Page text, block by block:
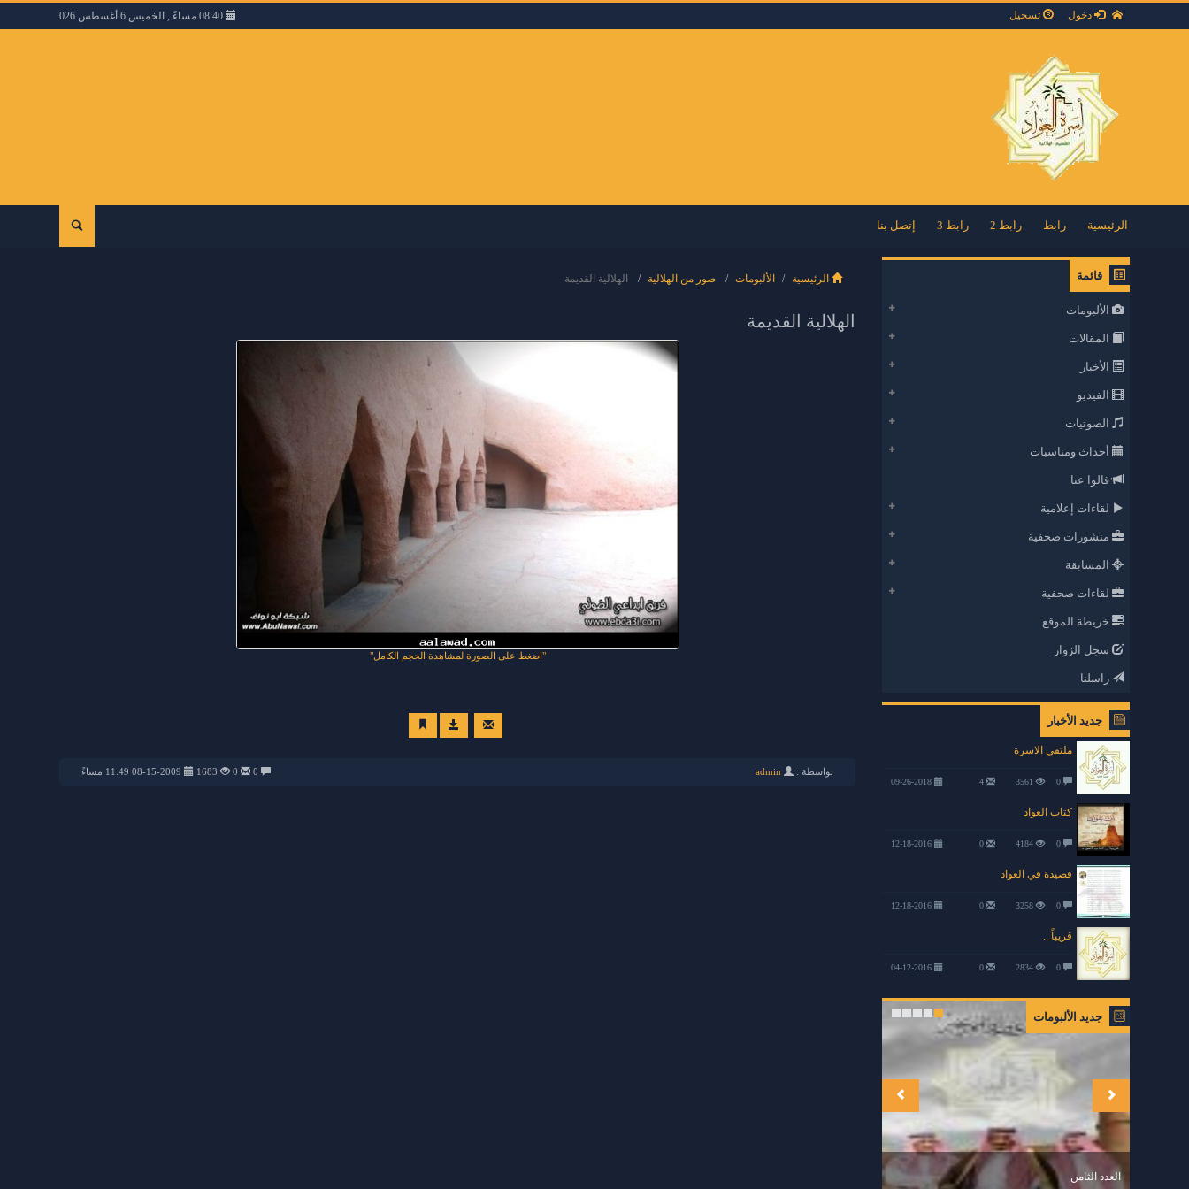
08:40 مساءً , الخميس 6 أغسطس 2026 دخول تسجيل
الرئيسية رابط رابط 2 رابط 3 إتصل بنا
قائمة
الألبومات
المقالات
الأخبار
الفيديو
الصوتيات
أحداث ومناسبات
قالوا عنا
لقاءات إعلامية
منشورات صحفية
المسابقة
لقاءات صحفية
خريطة الموقع
سجل الزوار
راسلنا
جديد الأخبار
ملتقى الاسرة
09-26-2018 0
3561
4
كتاب العواد
12-18-2016 0
4184
0
قصيدة في العواد
12-18-2016 0
3258
0
قريباً ..
04-12-2016 0
2834
0
جديد الألبومات
العدد الثامن
الرئيسية الألبومات صور من الهلالية الهلالية القديمة
الهلالية القديمة
اضغط على الصورة لمشاهدة الحجم الكامل
بواسطة : admin
0
0
1683 08-15-2009 11:49 مساءً